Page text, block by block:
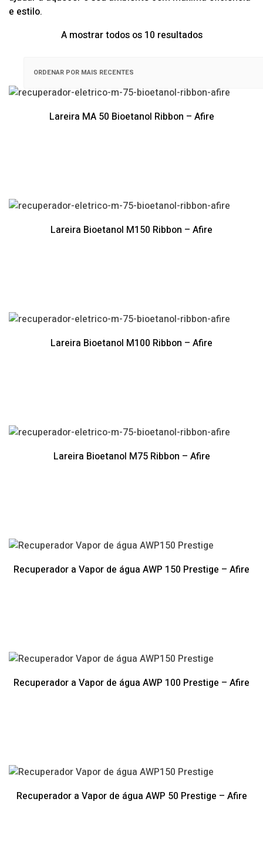
e estilo.
A mostrar todos os 10 resultadosOrdenado
Lareira MA 50 Bioetanol Ribbon – Afire
Lareira Bioetanol M150 Ribbon – Afire
Lareira Bioetanol M100 Ribbon – Afire
Lareira Bioetanol M75 Ribbon – Afire
Recuperador a Vapor de água AWP 150 Prestige – Afire
Recuperador a Vapor de água AWP 100 Prestige – Afire
Recuperador a Vapor de água AWP 50 Prestige – Afire